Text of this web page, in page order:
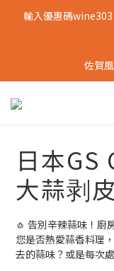
輸入優惠碼
佐賀
日本
大蒜剥
🧄 告別辛辣蒜味！廚
您是否熱愛蒜香料理
去的蒜味？或是每次